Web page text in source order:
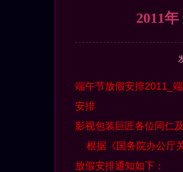
2011
端午节放假安排2011_
安排
影视包装巨匠各位同仁
根据《国务院办公厅
放假安排通知如下：